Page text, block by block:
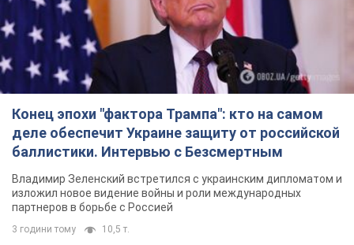
Конец эпохи "фактора Трампа": кто на самом
деле обеспечит Украине защиту от российской
баллистики. Интервью с Безсмертным
Владимир Зеленский встретился с украинским дипломатом и
изложил новое видение войны и роли международных
партнеров в борьбе с Россией
3 години тому 10,5 т.